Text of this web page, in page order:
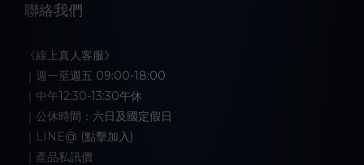
聯絡我們
《線上真人客服》
｜週一至週五 09:00-18:00
｜中午12:30-13:30午休
｜公休時間：六日及國定假日
｜LINE@ (點擊加入)
｜產品私訊價